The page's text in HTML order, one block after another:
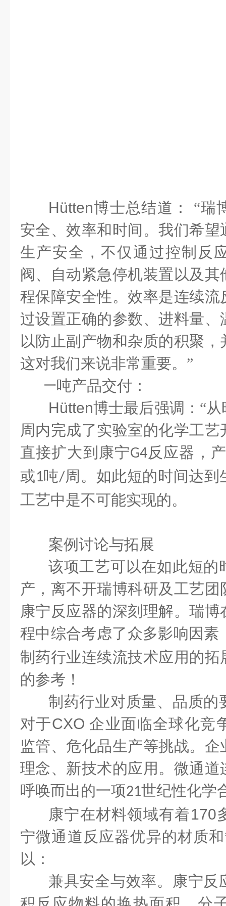
Hütten博士总结道： “瑞
安全、效率和时间。我们希
生产安全，不仅通过控制反
阀、自动紧急停机装置以及
程保障安全性。效率是连续
过设置正确的参数、进料量
以防止副产物和杂质的积聚
这对我们来说非常重要。”
一吨产品交付：
Hütten博士最后强调：“
周内完成了实验室的化学工
直接扩大到康宁G4反应器，
或1吨/周。如此短的时间达到
工艺中是不可能实现的。
案例讨论与拓展
该项工艺可以在如此短的
产，离不开瑞博科研及工艺
康宁反应器的深刻理解。瑞
程中综合考虑了众多影响因素
制药行业连续流技术应用的
的参考！
制药行业对质量、品质的
对于CXO 企业面临全球化竞
监管、危化品生产等挑战。
理念、新技术的应用。微通
呼唤而出的一项21世纪性化学
康宁在材料领域有着170
宁微通道反应器优异的材质
以：
兼具安全与效率。康宁反